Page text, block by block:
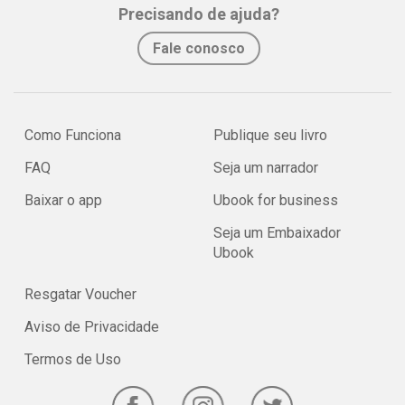
Precisando de ajuda?
Fale conosco
Como Funciona
FAQ
Baixar o app
Publique seu livro
Seja um narrador
Ubook for business
Seja um Embaixador
Ubook
Resgatar Voucher
Aviso de Privacidade
Termos de Uso